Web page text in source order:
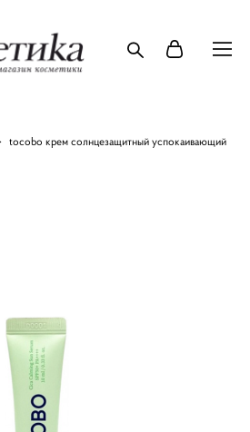
tocobo крем солнцезащитный успокаивающий